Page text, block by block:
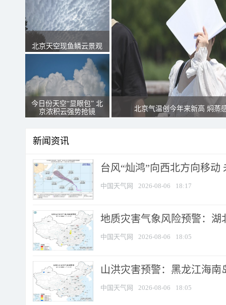
北京天空现鱼鳞云景观
今日份天空“显眼包” 北
京浓积云强势抢镜
北京气温创今年来新高 焖蒸
新闻资讯
台风“灿鸿”向西北方向移动
中国天气网 2026-08-06 18:17
地质灾害气象风险预警：湖
中国天气网 2026-08-06 18:05
山洪灾害预警：黑龙江海
中国天气网 2026-08-06 18:05